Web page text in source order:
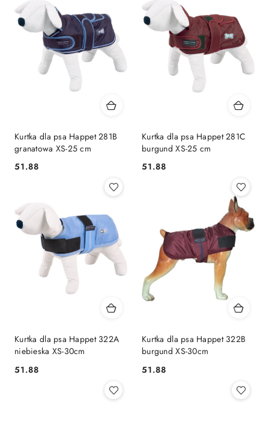
Kurtka dla psa Happet 281B
granatowa XS-25 cm
Cena:
51.88
Kurtka dla psa Happet 281C
burgund XS-25 cm
Cena:
51.88
Kurtka dla psa Happet 322A
niebieska XS-30cm
Cena:
51.88
Kurtka dla psa Happet 322B
burgund XS-30cm
Cena:
51.88